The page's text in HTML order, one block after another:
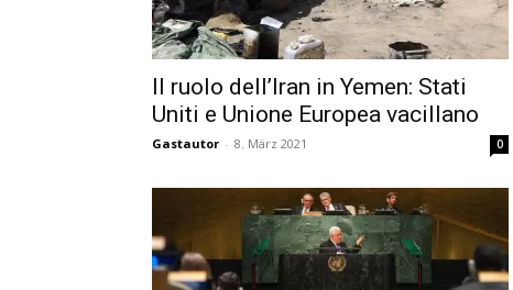
Il ruolo dell’Iran in Yemen: Stati
Uniti e Unione Europea vacillano
Gastautor - 8. März 2021 0